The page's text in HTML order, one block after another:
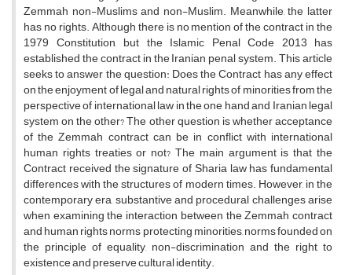
Zemmah non-Muslims and non-Muslim. Meanwhile, the latter
has no rights. Although there is no mention of the contract in the
1979 Constitution, but the Islamic Penal Code 2013 has
established the contract in the Iranian penal system. This article
seeks to answer the question: Does the Contract has any effect
on the enjoyment of legal and natural rights of minorities from the
perspective of international law in the one hand and Iranian legal
system on the other? The other question is whether acceptance
of the Zemmah contract can be in conflict with international
human rights treaties or not? The main argument is that the
Contract received the signature of Sharia law has fundamental
differences with the structures of modern times. However, in the
contemporary era, substantive and procedural challenges arise
when examining the interaction between the Zemmah contract
and human rights norms protecting minorities, norms founded on
the principle of equality, non-discrimination and the right to
existence and preserve cultural identity.